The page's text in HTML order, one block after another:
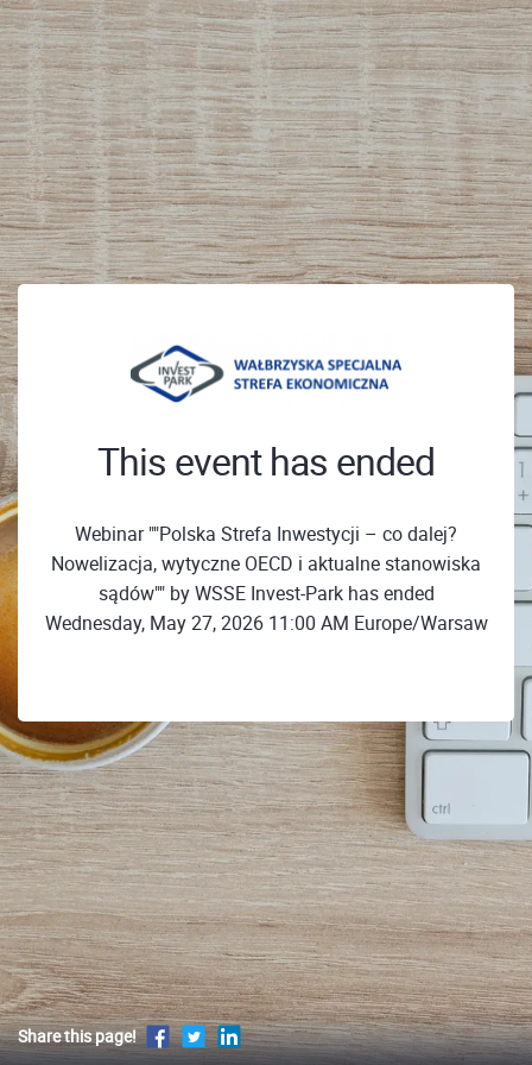
This event has ended
Webinar ""Polska Strefa Inwestycji – co dalej?
Nowelizacja, wytyczne OECD i aktualne stanowiska
sądów"" by WSSE Invest-Park has ended
Wednesday, May 27, 2026 11:00 AM Europe/Warsaw
Share this page!